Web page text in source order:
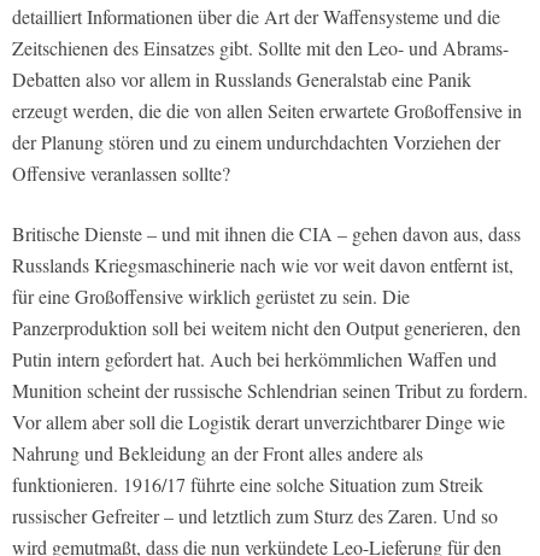
detailliert Informationen über die Art der Waffensysteme und die
Zeitschienen des Einsatzes gibt. Sollte mit den Leo- und Abrams-
Debatten also vor allem in Russlands Generalstab eine Panik
erzeugt werden, die die von allen Seiten erwartete Großoffensive in
der Planung stören und zu einem undurchdachten Vorziehen der
Offensive veranlassen sollte?
Britische Dienste – und mit ihnen die CIA – gehen davon aus, dass
Russlands Kriegsmaschinerie nach wie vor weit davon entfernt ist,
für eine Großoffensive wirklich gerüstet zu sein. Die
Panzerproduktion soll bei weitem nicht den Output generieren, den
Putin intern gefordert hat. Auch bei herkömmlichen Waffen und
Munition scheint der russische Schlendrian seinen Tribut zu fordern.
Vor allem aber soll die Logistik derart unverzichtbarer Dinge wie
Nahrung und Bekleidung an der Front alles andere als
funktionieren. 1916/17 führte eine solche Situation zum Streik
russischer Gefreiter – und letztlich zum Sturz des Zaren. Und so
wird gemutmaßt, dass die nun verkündete Leo-Lieferung für den